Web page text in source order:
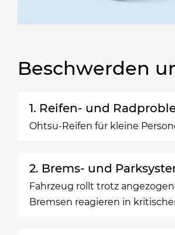
Beschwerden
1. Reifen- und
Ohtsu-Reifen für kleine
2. Brems- und
Fahrzeug rollt trotz
Bremsen reagieren in